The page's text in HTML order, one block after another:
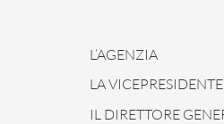
L’AGENZIA
LA VICEPRESIDENTE
IL DIRETTORE